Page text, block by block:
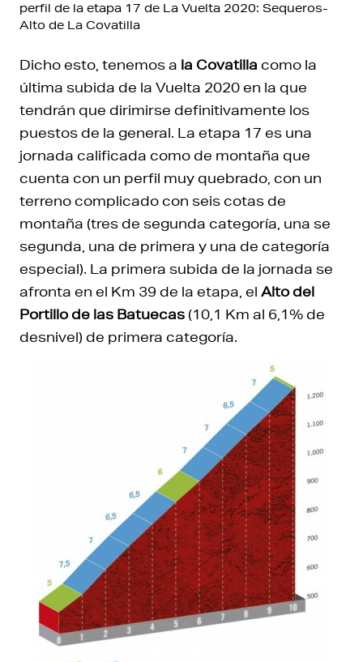
perfil de la etapa 17 de La Vuelta 2020: Sequeros-
Alto de La Covatilla
Dicho esto, tenemos a la Covatilla como la
última subida de la Vuelta 2020 en la que
tendrán que dirimirse definitivamente los
puestos de la general. La etapa 17 es una
jornada calificada como de montaña que
cuenta con un perfil muy quebrado, con un
terreno complicado con seis cotas de
montaña (tres de segunda categoría, una se
segunda, una de primera y una de categoría
especial). La primera subida de la jornada se
afronta en el Km 39 de la etapa, el Alto del
Portillo de las Batuecas (10,1 Km al 6,1% de
desnivel) de primera categoría.